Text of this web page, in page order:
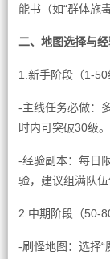
能书（如“群体施
二、地图选择与
1.新手阶段（1-50
-主线任务必做：
时内可突破30级。
-经验副本：每日
验，建议组满队伍
2.中期阶段（50-
-刷怪地图：选择“